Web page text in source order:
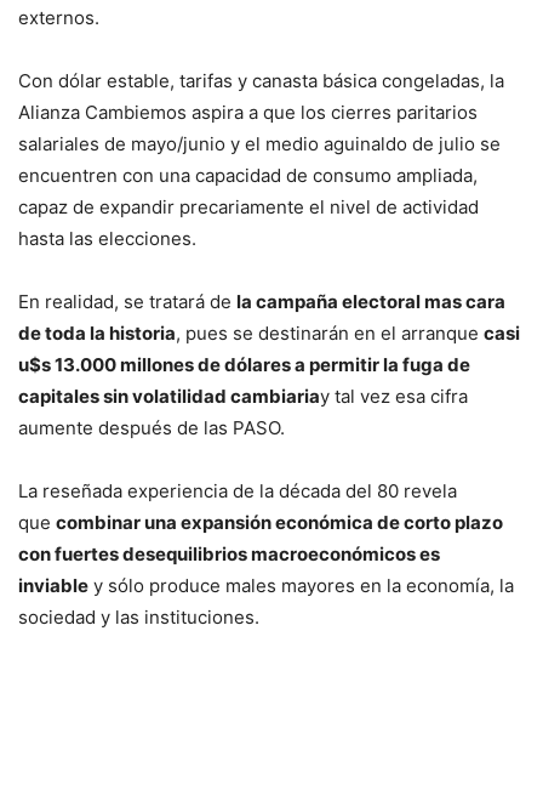
externos.
Con dólar estable, tarifas y canasta básica congeladas, la
Alianza Cambiemos aspira a que los cierres paritarios
salariales de mayo/junio y el medio aguinaldo de julio se
encuentren con una capacidad de consumo ampliada,
capaz de expandir precariamente el nivel de actividad
hasta las elecciones.
En realidad, se tratará de la campaña electoral mas cara
de toda la historia, pues se destinarán en el arranque casi
u$s 13.000 millones de dólares a permitir la fuga de
capitales sin volatilidad cambiariay tal vez esa cifra
aumente después de las PASO.
La reseñada experiencia de la década del 80 revela
que combinar una expansión económica de corto plazo
con fuertes desequilibrios macroeconómicos es
inviable y sólo produce males mayores en la economía, la
sociedad y las instituciones.